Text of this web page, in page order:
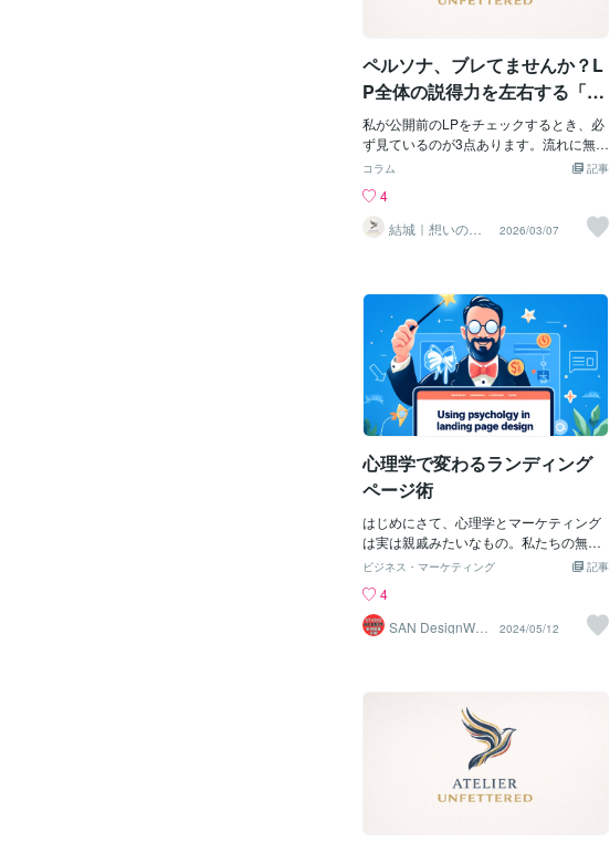
さんある商品ほど、LPや記事LPで取り上
つぐらいまでにするとそれぞれの良さが
伝わりやすくなります。【追加ではな
く、そぎ落とす視点を持つ】LP・記事LP
の構成を考えるときに重要なのは、追加
できる情報を探すことではなく、そぎ落
とせる情報を探すことです。現代人は忙
値があるかどうかをシビアに見ていま
す。掲載する情報を厳しく絞り込むと、
それぞれの情報を深堀りしやすくなりま
以前、スキンケア商品（ピーリング系洗
顔料）の記事LP診断・改修を担当しまし
た。既存のLPは「エステ業界で話題No.1
メニュー」「7万件以上のカルテをもとに
誕生したドクターズコスメ」「50種類以
上の美容成分」という3つの訴求軸が混在
しており、読者が「エステ系？医療系？
美容成分系？」と混乱しやすい構造にな
っていました。改修では、訴求軸を「洗
ペルソナ、ブレてませんか？L
P全体の説得力を左右する「一
貫性」の話
私が公開前のLPをチェックするとき、必
ず見ているのが3点あります。流れに無理
がないか、信頼できる情報が掲載されて
まで一貫しているか。この3つの中でも特
に「ペルソナの一貫性」は、意外と見落
とされがちなポイントです。途中から語
ルソナがブレると、LP全体の説得力が落
ちます。【ペルソナの「作り込み」と
「ブレ」は別の話】LPを作るとき「どん
な人に見てもらいたいか」は必ず考える
と思います。年齢や性別だけの場合もあ
れば、具体的な悩みまで踏み込んでペル
ソナを設定することもある。だから一概
に「ペルソナはここまで作り込むのが正
解」とは言えません。しかし、ペルソナ
のブレとなると話は別です。結果が出な
いLPの多くは、途中でペルソナがブレて
います。ペルソナがブレると、誰に届け
たい商品なのかが曖昧になって、結果と
して誰にも強く刺さらなくなってしまう
エージェントのLPのチェック・リライト
を担当しました。元のLPを確認すると、
冒頭は20代の若手をターゲットにした訴
なペルソナのブレです。「より多くの人
に刺さるように」という意図はわかりま
す。でも結果として、20代にも30代にも
中途半端にしか届かないLPになっていま
した。そこで、ターゲットを20代の若手
記事
コラム
4
結城｜想いの言
語化、おまかせ
2026/03/07
心理学で変わるランディング
ページ術
はじめにさて、心理学とマーケティング
は実は親戚みたいなもの。私たちの無意
識にさりげなく話しかけ、アクションを
ザインです。今回は、ちょっとした心理
学のテクニックを使って、訪問者を虜に
するランディングページを作る秘訣をご
で、訪問者の気持ちをグッと引き寄せる
ことができるんです。・赤：この色はエ
ネルギーと行動を促す効果があり、「買
いたい！」の気持ちを加速させます。・
青：静けさと信頼の象徴。特にお金関連
記事
ビジネス・マーケティング
4
SAN DesignWeb
2024/05/12